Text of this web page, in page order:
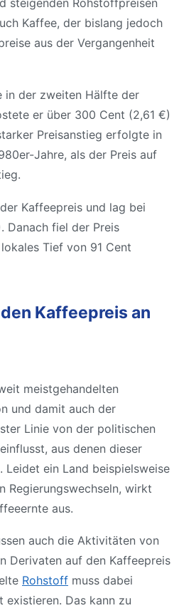
Kaffee, der bislang jedoch
aus der Vergangenheit
in der zweiten Hälfte der
er über 300 Cent (2,61 €)
Preisanstieg erfolgte in
Jahre, als der Preis auf
Kaffeepreis und lag bei
Danach fiel der Preis
Tief von 91 Cent
Kaffeepreis an
meistgehandelten
und damit auch der
Linie von der politischen
aus denen dieser
ein Land beispielsweise
Regierungswechseln, wirkt
aus.
auch die Aktivitäten von
Derivaten auf den Kaffeepreis
Rohstoff muss dabei
existieren. Das kann zu